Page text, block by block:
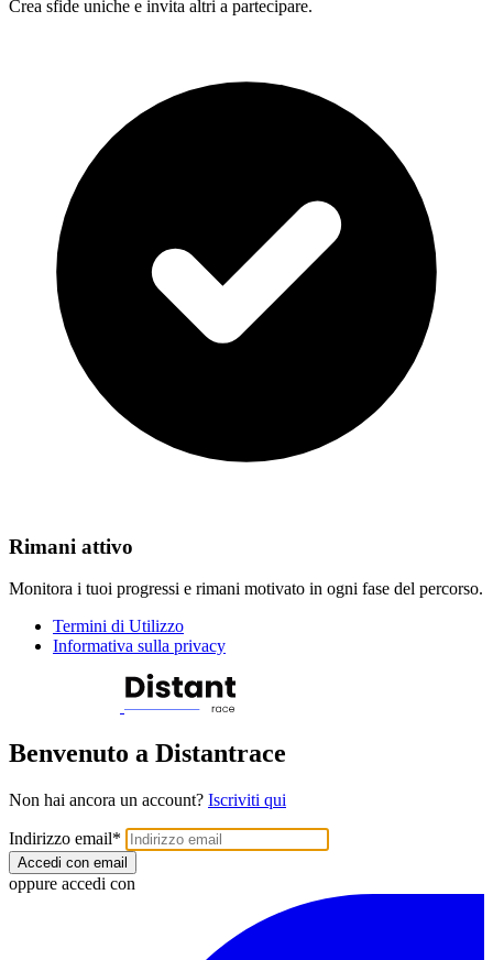
Crea sfide uniche e invita altri a partecipare.
Rimani attivo
Monitora i tuoi progressi e rimani motivato in ogni fase del percorso.
Termini di Utilizzo
Informativa sulla privacy
Benvenuto a Distantrace
Non hai ancora un account? Iscriviti qui
Indirizzo email*
Accedi con email
oppure accedi con